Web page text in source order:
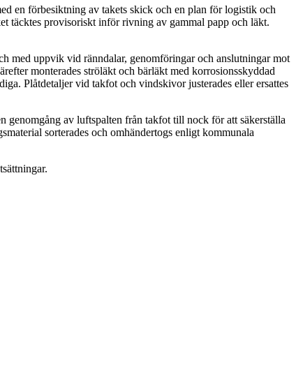
en förbesiktning av takets skick och en plan för logistik och
täcktes provisoriskt inför rivning av gammal papp och läkt.
med uppvik vid ränndalar, genomföringar och anslutningar mot
monterades ströläkt och bärläkt med korrosionsskyddad
Plåtdetaljer vid takfot och vindskivor justerades eller ersattes
av luftspalten från takfot till nock för att säkerställa
sorterades och omhändertogs enligt kommunala